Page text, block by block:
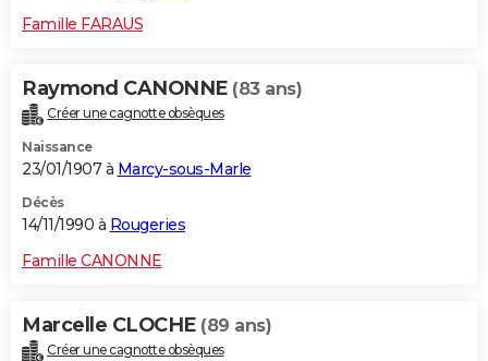
Famille FARAUS
Raymond CANONNE (83 ans)
Créer une cagnotte obsèques
Naissance
23/01/1907 à Marcy-sous-Marle
Décès
14/11/1990 à Rougeries
Famille CANONNE
Marcelle CLOCHE (89 ans)
Créer une cagnotte obsèques